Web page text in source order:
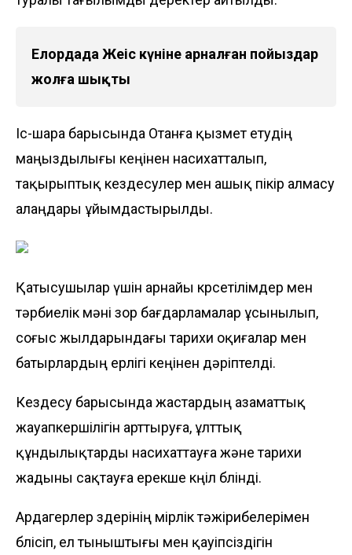
Елордада Жеңіс күніне арналған пойыздар
жолға шықты
Іс-шара барысында Отанға қызмет етудің
маңыздылығы кеңінен насихатталып,
тақырыптық кездесулер мен ашық пікір алмасу
алаңдары ұйымдастырылды.
Қатысушылар үшін арнайы көрсетілімдер мен
тәрбиелік мәні зор бағдарламалар ұсынылып,
соғыс жылдарындағы тарихи оқиғалар мен
батырлардың ерлігі кеңінен дәріптелді.
Кездесу барысында жастардың азаматтық
жауапкершілігін арттыруға, ұлттық
құндылықтарды насихаттауға және тарихи
жадыны сақтауға ерекше көңіл бөлінді.
Ардагерлер өздерінің өмірлік тәжірибелерімен
бөлісіп, ел тыныштығы мен қауіпсіздігін